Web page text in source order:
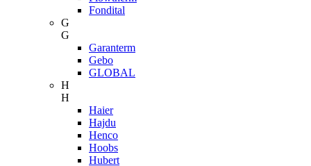
Fondital
G
G
Garanterm
Gebo
GLOBAL
H
H
Haier
Hajdu
Henco
Hoobs
Hubert